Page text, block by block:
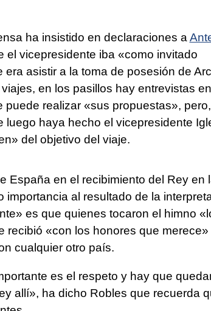
ha insistido en declaraciones a
el vicepresidente iba «como invitado
asistir a la toma de posesión de
en los pasillos hay entrevistas
realizar «sus propuestas»,
luego haya hecho el vicepresidente
del objetivo del viaje.
España en el recibimiento del Rey en
al resultado de la
es que quienes tocaron el himno
recibió «con los honores que merece»
cualquier otro país.
es el respeto y hay que
allí», ha dicho Robles que recuerda